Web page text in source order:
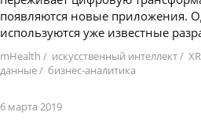
появляются новые приложения.
используются уже известные
mHealth / искусственный интеллект/ XR
данные/ бизнес-аналитика
6 марта 2019